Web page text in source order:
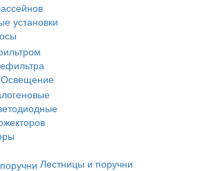
установки
Освещение
Лестницы и поручни